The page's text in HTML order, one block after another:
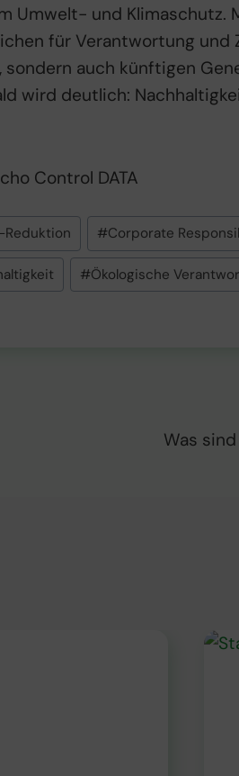
Umwelt- und Klimaschutz.
für Verantwortung und
auch künftigen
wird deutlich:
Reduktion #Corporate
#Ökologische
Was